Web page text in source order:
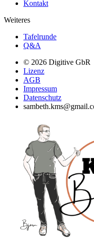
Kontakt
Weiteres
Tafelrunde
Q&A
© 2026 Digitive GbR
Lizenz
AGB
Impressum
Datenschutz